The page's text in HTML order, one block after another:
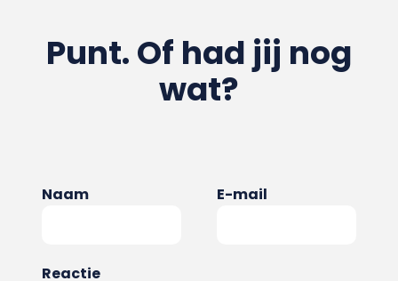
Punt. Of had jij nog
wat?
Naam E-mail
Reactie